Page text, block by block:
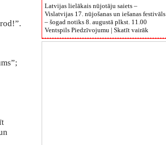
Latvijas lielākais nūjotāju saiets –
Vislatvijas 17. nūjošanas un iešanas festivāls
– šogad notiks 8. augustā plkst. 11.00
Ventspils Piedzīvojumu | Skatīt vairāk